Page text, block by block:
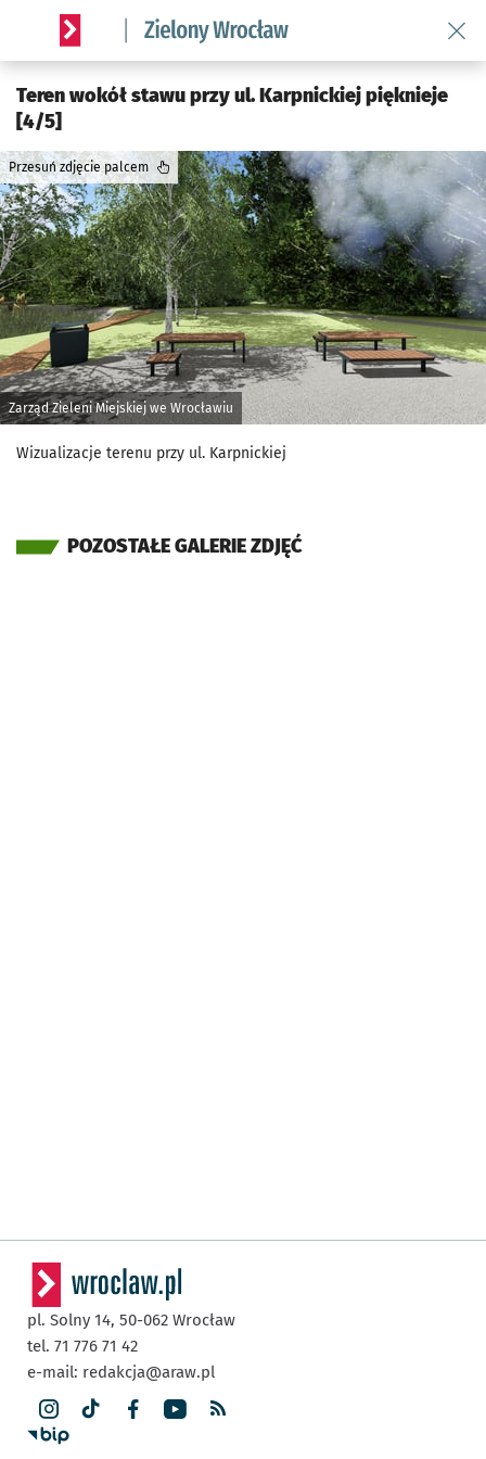
Serwis informacyjny wroclaw.pl podserwis: Środowisko we
Teren wokół stawu przy ul. Karpnickiej pięknieje
[4/5]
Zarząd Zieleni Miejskiej we Wrocławiu
Przesuń zdjęcie palcem
Wizualizacje terenu przy ul. Karpnickiej
POZOSTAŁE GALERIE ZDJĘĆ
pl. Solny 14, 50-062 Wrocław
tel. 71 776 71 42
e-mail: redakcja@araw.pl